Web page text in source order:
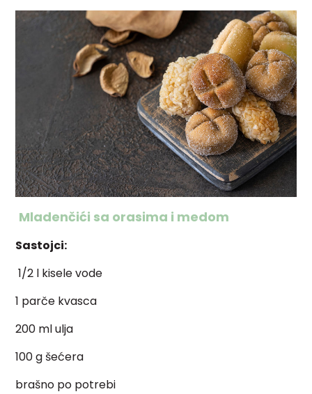
Mladenčići sa orasima i medom
Sastojci:
1/2 l kisele vode
1 parče kvasca
200 ml ulja
100 g šećera
brašno po potrebi